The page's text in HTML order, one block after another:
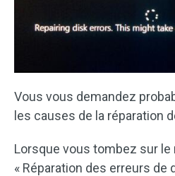
Vous vous demandez
les causes de la réparation
Lorsque vous tombez sur le
« Réparation des erreurs de